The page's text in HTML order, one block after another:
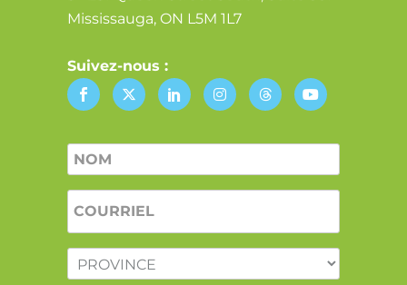
Mississauga, ON L5M 1L7
Suivez-nous :
Nom
PROVINCE